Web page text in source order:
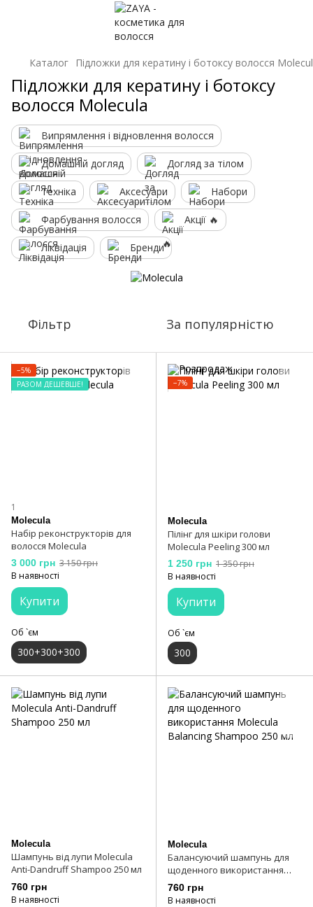
Каталог Підложки для кератину і ботоксу волосся
Підложки для кератину і ботоксу
волосся Molecula
Випрямлення і відновлення волосся
Домашній догляд Догляд за тілом
Техніка Аксесуари Набори
Фарбування волосся Акції 🔥
Ліквідація Бренди
Фільтр За популярністю
−5%
РАЗОМ ДЕШЕВШЕ!
1
Molecula
Набір реконструкторів для
волосся Molecula
3 000 грн 3 150 грн
В наявності
Купити
Об `єм
300+300+300
−7%
Molecula
Пілінг для шкіри голови
Molecula Peeling 300 мл
1 250 грн 1 350 грн
В наявності
Купити
Об `єм
300
Molecula
Шампунь від лупи Molecula
Anti-Dandruff Shampoo 250 мл
760 грн
В наявності
Molecula
Балансуючий шампунь для
щоденного використання
Molecula Balancing Shampoo
250 мл
760 грн
В наявності